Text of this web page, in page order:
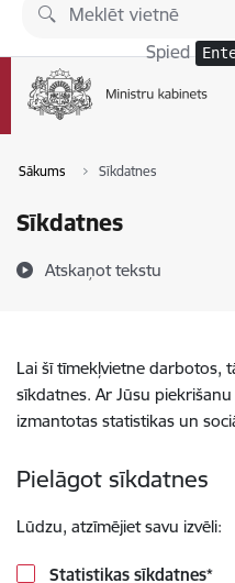
Pāriet uz lapas saturu
Spied
Sākums Sīkdatnes
Sīkdatnes
Atskaņot tekstu
Lai šī tīmekļvietne darbotos,
sīkdatnes. Ar Jūsu
izmantotas statistikas un
Pielāgot sīkdatnes
Lūdzu, atzīmējiet savu izvēli:
Statistikas sīkdatnes*